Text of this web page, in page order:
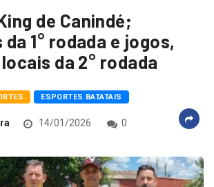
de Canindé;
1° rodada e jogos,
da 2° rodada
ESPORTES BATATAIS
14/01/2026 0